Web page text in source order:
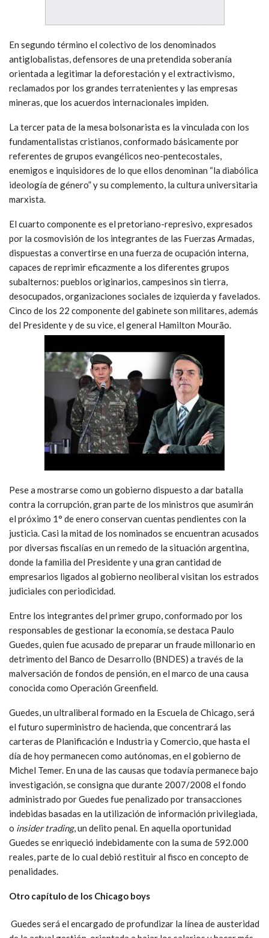
En segundo término el colectivo de los denominados
antiglobalistas, defensores de una pretendida soberanía
orientada a legitimar la deforestación y el extractivismo,
reclamados por los grandes terratenientes y las empresas
mineras, que los acuerdos internacionales impiden.
La tercer pata de la mesa bolsonarista es la vinculada con los
fundamentalistas cristianos, conformado básicamente por
referentes de grupos evangélicos neo-pentecostales,
enemigos e inquisidores de lo que ellos denominan “la diabólica
ideología de género” y su complemento, la cultura universitaria
marxista.
El cuarto componente es el pretoriano-represivo, expresados
por la cosmovisión de los integrantes de las Fuerzas Armadas,
dispuestas a convertirse en una fuerza de ocupación interna,
capaces de reprimir eficazmente a los diferentes grupos
subalternos: pueblos originarios, campesinos sin tierra,
desocupados, organizaciones sociales de izquierda y favelados.
Cinco de los 22 componente del gabinete son militares, además
del Presidente y de su vice, el general Hamilton Mourão.
Pese a mostrarse como un gobierno dispuesto a dar batalla
contra la corrupción, gran parte de los ministros que asumirán
el próximo 1° de enero conservan cuentas pendientes con la
justicia. Casi la mitad de los nominados se encuentran acusados
por diversas fiscalías en un remedo de la situación argentina,
donde la familia del Presidente y una gran cantidad de
empresarios ligados al gobierno neoliberal visitan los estrados
judiciales con periodicidad.
Entre los integrantes del primer grupo, conformado por los
responsables de gestionar la economía, se destaca Paulo
Guedes, quien fue acusado de preparar un fraude millonario en
detrimento del Banco de Desarrollo (BNDES) a través de la
malversación de fondos de pensión, en el marco de una causa
conocida como Operación Greenfield.
Guedes, un ultraliberal formado en la Escuela de Chicago, será
el futuro superministro de hacienda, que concentrará las
carteras de Planificación e Industria y Comercio, que hasta el
día de hoy permanecen como autónomas, en el gobierno de
Michel Temer. En una de las causas que todavía permanece bajo
investigación, se consigna que durante 2007/2008 el fondo
administrado por Guedes fue penalizado por transacciones
indebidas basadas en la utilización de información privilegiada,
o insider trading, un delito penal. En aquella oportunidad
Guedes se enriqueció indebidamente con la suma de 592.000
reales, parte de lo cual debió restituir al fisco en concepto de
penalidades.
Otro capítulo de los Chicago boys
Guedes será el encargado de profundizar la línea de austeridad